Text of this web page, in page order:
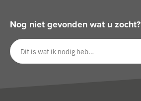
Nog niet gevonden wat u zocht?
Zoeken op website